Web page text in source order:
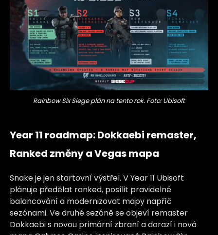
Rainbow Six Siege plán na tento rok. Foto: Ubisoft
Year 11 roadmap: Dokkaebi remaster,
Ranked změny a Vegas mapa
Snake je jen startovní výstřel. V Year 11 Ubisoft
plánuje předělat ranked, posílit pravidelné
balancování a modernizovat mapy napříč
sezónami. Ve druhé sezóně se objeví remaster
Dokkaebi s novou primární zbraní a dorazí i nová